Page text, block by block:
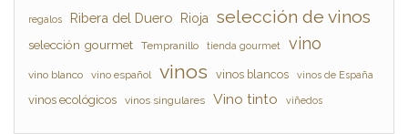
regalos Ribera del Duero Rioja selección de vinos
selección gourmet Tempranillo tienda gourmet vino
vino blanco vino español vinos vinos blancos vinos de España
vinos ecológicos vinos singulares Vino tinto viñedos